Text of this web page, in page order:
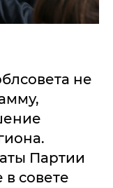
не
Партии
совете